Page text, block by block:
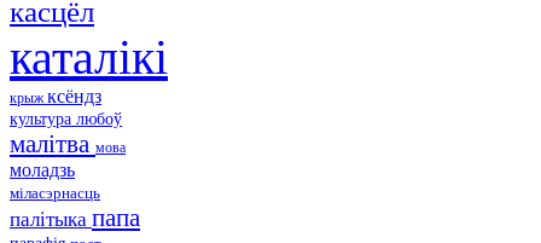
касцёл
каталікі
крыжксёндз
культура любоў
малітва мова
моладзь
міласэрнасць
палітыка папа